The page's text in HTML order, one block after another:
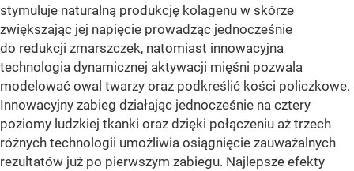
stymuluje naturalną produkcję kolagenu w skórze
zwiększając jej napięcie prowadząc jednocześnie
do redukcji zmarszczek, natomiast innowacyjna
technologia dynamicznej aktywacji mięśni pozwala
modelować owal twarzy oraz podkreślić kości policzkowe.
Innowacyjny zabieg działając jednocześnie na cztery
poziomy ludzkiej tkanki oraz dzięki połączeniu aż trzech
różnych technologii umożliwia osiągnięcie zauważalnych
rezultatów już po pierwszym zabiegu. Najlepsze efekty